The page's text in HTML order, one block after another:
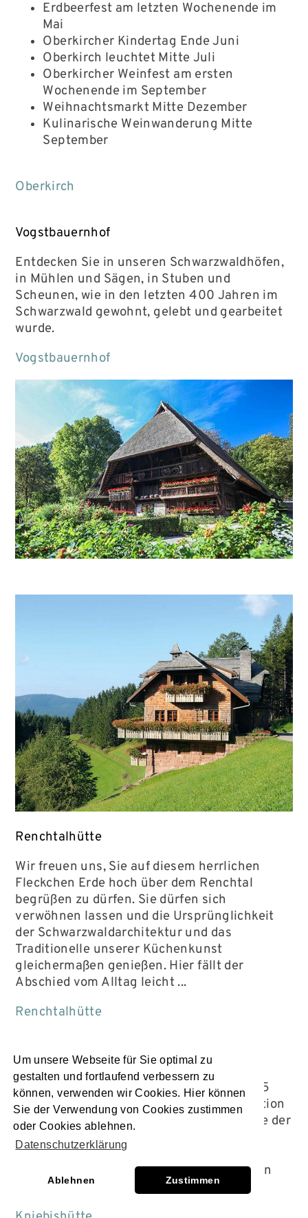
Um unsere Webseite für Sie optimal zu
gestalten und fortlaufend verbessern zu
können, verwenden wir Cookies. Hier können
Sie der Verwendung von Cookies zustimmen
oder Cookies ablehnen.
Datenschutzerklärung
Ablehnen Zustimmen
Erdbeerfest am letzten Wochenende im
Mai
Oberkircher Kindertag Ende Juni
Oberkirch leuchtet Mitte Juli
Oberkircher Weinfest am ersten
Wochenende im September
Weihnachtsmarkt Mitte Dezember
Kulinarische Weinwanderung Mitte
September
Oberkirch
Vogstbauernhof
Entdecken Sie in unseren Schwarzwaldhöfen,
in Mühlen und Sägen, in Stuben und
Scheunen, wie in den letzten 400 Jahren im
Schwarzwald gewohnt, gelebt und gearbeitet
wurde.
Vogstbauernhof
Renchtalhütte
Wir freuen uns, Sie auf diesem herrlichen
Fleckchen Erde hoch über dem Renchtal
begrüßen zu dürfen. Sie dürfen sich
verwöhnen lassen und die Ursprünglichkeit
der Schwarzwaldarchitektur und das
Traditionelle unserer Küchenkunst
gleichermaßen genießen. Hier fällt der
Abschied vom Alltag leicht ...
Renchtalhütte
Kniebishütte
In toller Einzellage auf dem Kniebis, in 935
Meter Höhe, auf Tuchfühlung zur Bergstation
des Skilifts Lamm, direkt an der B 28, nahe der
Schwarzwaldhochstraße lädt die täglich
geöffnete Kniebis-Hütte zum Erholen und
Genießen, zum Durchatmen und Auftanken